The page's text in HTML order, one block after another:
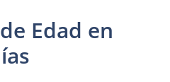
Edad en